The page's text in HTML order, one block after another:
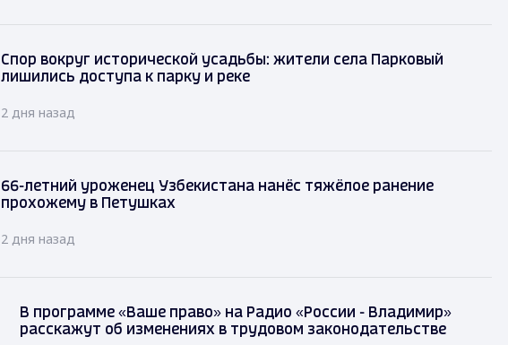
Спор вокруг исторической усадьбы: жители села Парковый
лишились доступа к парку и реке
2 дня назад
66-летний уроженец Узбекистана нанёс тяжёлое ранение
прохожему в Петушках
2 дня назад
В программе «Ваше право» на Радио «России - Владимир»
расскажут об изменениях в трудовом законодательстве